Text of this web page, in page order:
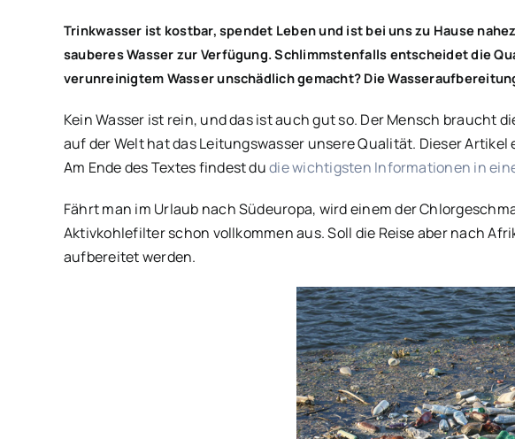
Trinkwasser ist kostbar, spendet Leben und ist bei uns zu Hause
sauberes Wasser zur Verfügung. Schlimmstenfalls entscheidet die
verunreinigtem Wasser unschädlich gemacht? Die
Kein Wasser ist rein, und das ist auch gut so. Der Mensch braucht
auf der Welt hat das Leitungswasser unsere Qualität. Dieser
Am Ende des Textes findest dudie wichtigsten Informationen in
Fährt man im Urlaub nach Südeuropa, wird einem der
Aktivkohlefilter schon vollkommen aus. Soll die Reise aber nach
aufbereitet werden.